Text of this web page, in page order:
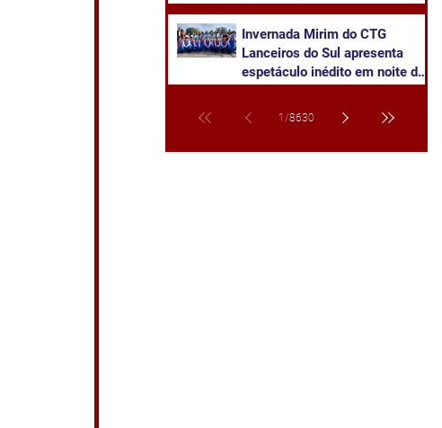
Invernada Mirim do CTG
Lanceiros do Sul apresenta
espetáculo inédito em noite de
1 /8630